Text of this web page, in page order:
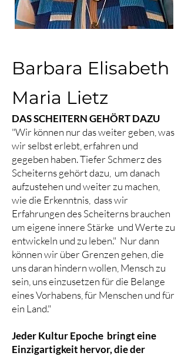
Barbara Elisabeth
Maria Lietz
DAS SCHEITERN GEHÖRT DAZU
"Wir können nur das weiter geben, was
wir selbst erlebt, erfahren und
gegeben haben. Tiefer Schmerz des
Scheiterns gehört dazu, um danach
aufzustehen und weiter zu machen,
wie die Erkenntnis, dass wir
Erfahrungen des Scheiterns brauchen
um eigene innere Stärke und Werte zu
entwickeln und zu leben." Nur dann
können wir über Grenzen gehen, die
uns daran hindern wollen, Mensch zu
sein, uns einzusetzen für die Belange
eines Vorhabens, für Menschen und für
ein Land."
Jeder Kultur Epoche bringt eine
Einzigartigkeit hervor, die der